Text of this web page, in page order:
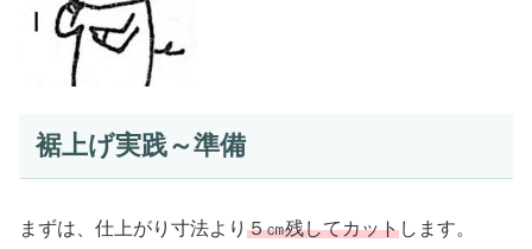
裾上げ実践～準備
まずは、仕上がり寸法より ５㎝残してカットします。